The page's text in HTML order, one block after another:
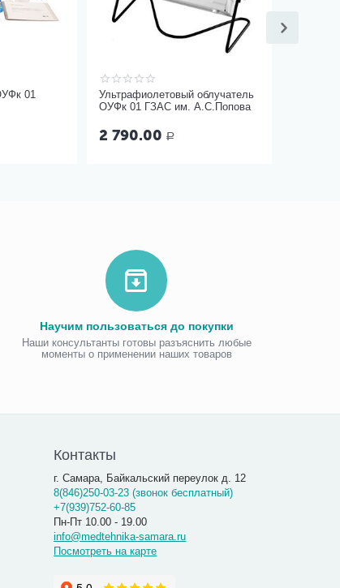
01
Ультрафиолетовый облучатель
ОУФк 01 ГЗАС им. А.С.Попова
2 790.00 Р
Научим пользоваться до покупки
Наши консультанты готовы разъяснить любые
моменты о применении наших товаров
Контакты
г. Самара, Байкальский переулок д. 12
8(846)250-03-23 (звонок бесплатный)
+7(939)752-60-85
Пн-Пт 10.00 - 19.00
info@medtehnika-samara.ru
Посмотреть на карте